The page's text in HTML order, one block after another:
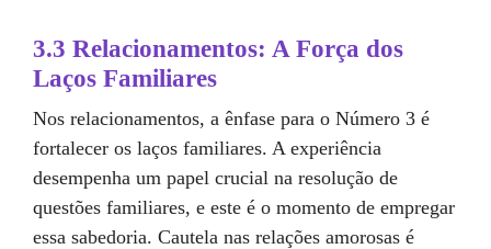
3.3 Relacionamentos: A Força dos
Laços Familiares
Nos relacionamentos, a ênfase para o Número 3 é
fortalecer os laços familiares. A experiência
desempenha um papel crucial na resolução de
questões familiares, e este é o momento de empregar
essa sabedoria. Cautela nas relações amorosas é